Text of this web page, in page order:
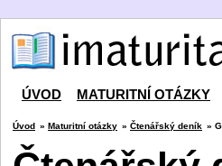
ÚVOD MATURITNÍ OTÁZKY
Úvod » Maturitní otázky » Čtenářský deník »